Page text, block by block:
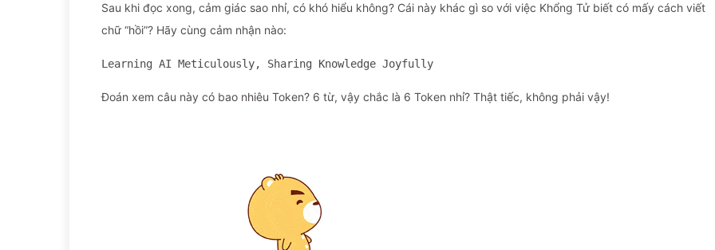
Sau khi đọc xong, cảm giác sao nhỉ, có khó hiểu không? Cái này khác gì so với việc Khổng Tử biết có mấy cách viết
chữ “hồi”? Hãy cùng cảm nhận nào:
Learning AI Meticulously, Sharing Knowledge Joyfully
Đoán xem câu này có bao nhiêu Token? 6 từ, vậy chắc là 6 Token nhỉ? Thật tiếc, không phải vậy!